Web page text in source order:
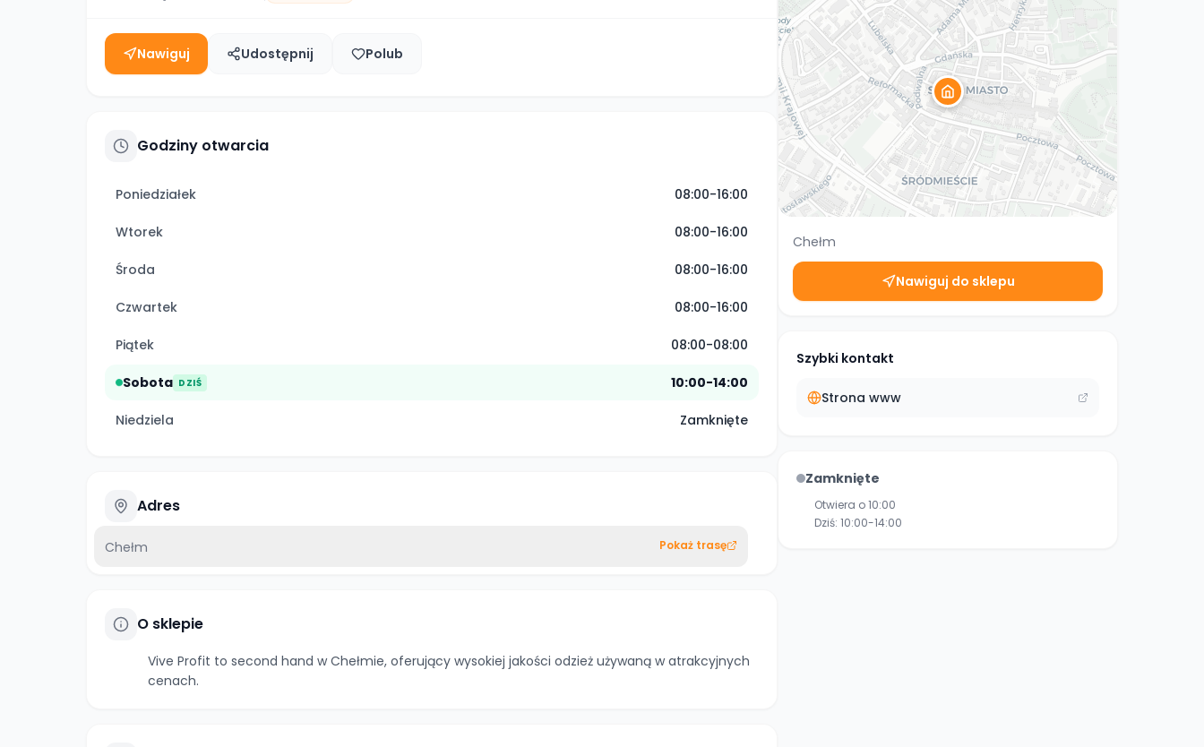
Nawiguj Udostępnij Polub
Godziny otwarcia
Poniedziałek 08:00-16:00
Wtorek 08:00-16:00
Środa 08:00-16:00
Czwartek 08:00-16:00
Piątek 08:00-08:00
Sobota DZIŚ 10:00-14:00
Niedziela Zamknięte
Adres
Chełm Pokaż trasę
O sklepie
Vive Profit to second hand w Chełmie, oferujący wysokiej jakości odzież używaną w atrakcyjnych
cenach.
Chełm
Nawiguj do sklepu
Szybki kontakt
Strona www
Zamknięte
Otwiera o 10:00
Dziś: 10:00-14:00